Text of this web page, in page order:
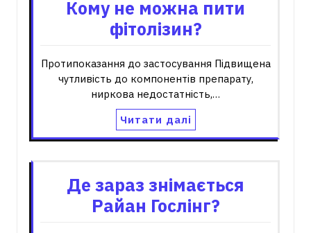
Кому не можна пити
фітолізин?
Протипоказання до застосування Підвищена
чутливість до компонентів препарату,
ниркова недостатність,…
Читати далі
Де зараз знімається
Райан Гослінг?